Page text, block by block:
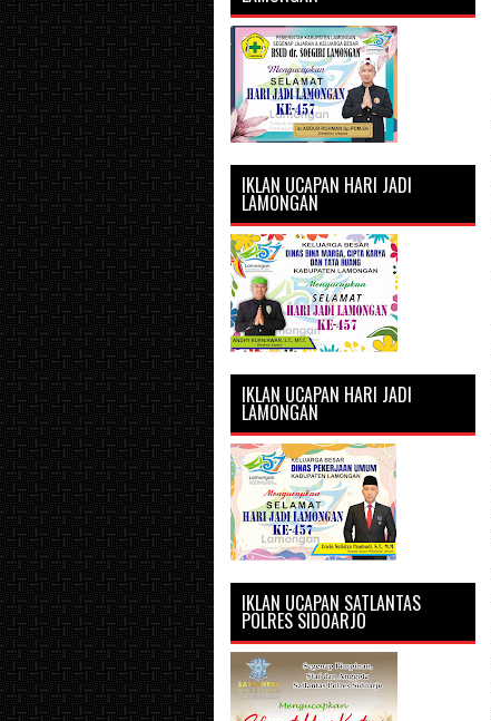
IKLAN UCAPAN HARI JADI
LAMONGAN
IKLAN UCAPAN HARI JADI
LAMONGAN
IKLAN UCAPAN SATLANTAS
POLRES SIDOARJO